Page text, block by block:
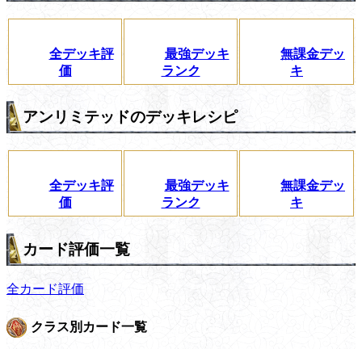
全デッキ評
価
最強デッキ
ランク
無課金デッ
キ
アンリミテッドのデッキレシピ
全デッキ評
価
最強デッキ
ランク
無課金デッ
キ
カード評価一覧
全カード評価
クラス別カード一覧